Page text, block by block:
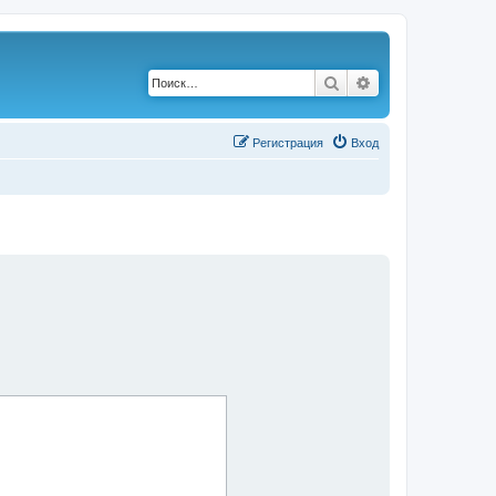
Поиск
Вход
Регистрация